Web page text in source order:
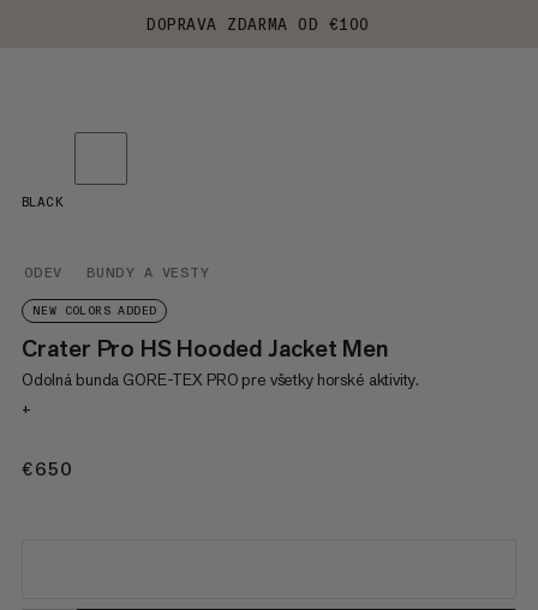
DOPRAVA ZDARMA OD €100
ODEV BUNDY A VESTY
NEW COLORS ADDED
Crater Pro HS Hooded Jacket Men
Odolná bunda GORE-TEX PRO pre všetky horské aktivity.
+
€650
BLACK